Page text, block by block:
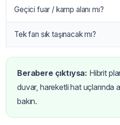
Geçici fuar / kamp alanı mı?
Tek fan sık taşınacak mı?
Berabere çıktıysa: Hibrit
duvar, hareketli hat uçlarında
bakın.